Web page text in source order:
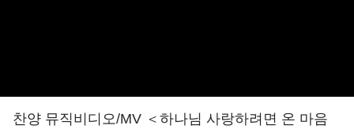
찬양 뮤직비디오/MV ＜하나님 사랑하려면 온 마음